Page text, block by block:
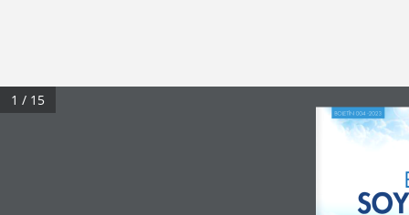
BOLETÍN 004 -2023
1 / 15